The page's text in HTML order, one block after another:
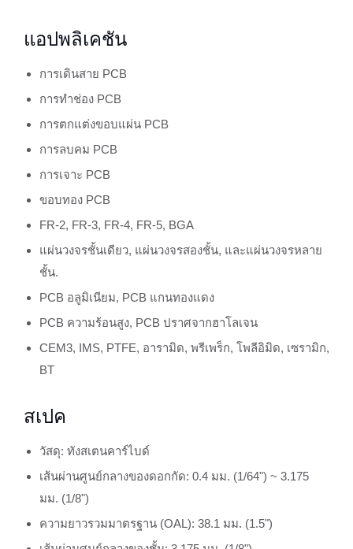
แอปพลิเคชัน
การเดินสาย PCB
การทำช่อง PCB
การตกแต่งขอบแผ่น PCB
การลบคม PCB
การเจาะ PCB
ขอบทอง PCB
FR-2, FR-3, FR-4, FR-5, BGA
แผ่นวงจรชั้นเดียว, แผ่นวงจรสองชั้น, และแผ่นวงจรหลาย
ชั้น.
PCB อลูมิเนียม, PCB แกนทองแดง
PCB ความร้อนสูง, PCB ปราศจากฮาโลเจน
CEM3, IMS, PTFE, อารามิด, พรีเพร็ก, โพลีอิมิด, เซรามิก,
BT
สเปค
วัสดุ: ทังสเตนคาร์ไบด์
เส้นผ่านศูนย์กลางของดอกกัด: 0.4 มม. (1/64") ~ 3.175
มม. (1/8")
ความยาวรวมมาตรฐาน (OAL): 38.1 มม. (1.5")